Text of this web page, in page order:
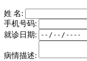
姓 名:
手机号码:
就诊日期:
病情描述: